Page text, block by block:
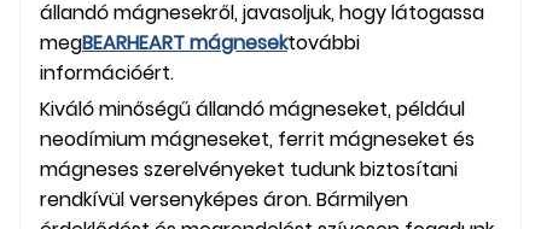
állandó mágnesekről, javasoljuk, hogy látogassa
megBEARHEART mágnesektovábbi
információért.
Kiváló minőségű állandó mágneseket, például
neodímium mágneseket, ferrit mágneseket és
mágneses szerelvényeket tudunk biztosítani
rendkívül versenyképes áron. Bármilyen